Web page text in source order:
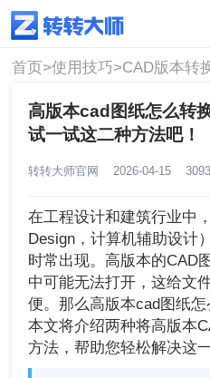
使用技巧
首页>使用技巧>CAD版本转
高版本cad图纸怎么转
试一试这二种方法吧！
转转大师官网 2026-04-15
在工程设计和建筑行业中
Design，计算机辅助设计
时常出现。高版本的CAD
中可能无法打开，这给文
便。那么高版本cad图纸
本文将介绍两种将高版本
方法，帮助您轻松解决这一